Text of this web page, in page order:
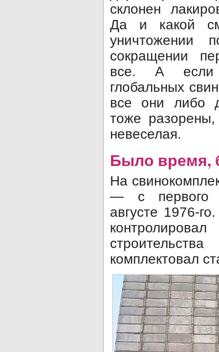
склонен
Да и какой
уничтоже­нии
сокращении
все. А если
глобальных
все они либо
тоже разорены,
невеселая.
Было время,
На
— с первого
августе 1976-
комплектовал